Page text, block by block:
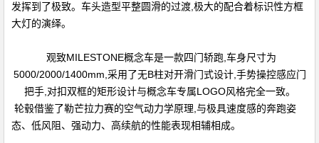
发挥到了极致。车头造型平整圆滑的过渡,极大的配合着标识性方框
大灯的演绎。
观致MILESTONE概念车是一款四门轿跑,车身尺寸为
5000/2000/1400mm,采用了无B柱对开滑门式设计,手势操控感应门
把手,对扣双框的矩形设计与概念车专属LOGO风格完全一致。
轮毂借鉴了勒芒拉力赛的空气动力学原理,与极具速度感的奔跑姿
态、低风阻、强动力、高续航的性能表现相辅相成。